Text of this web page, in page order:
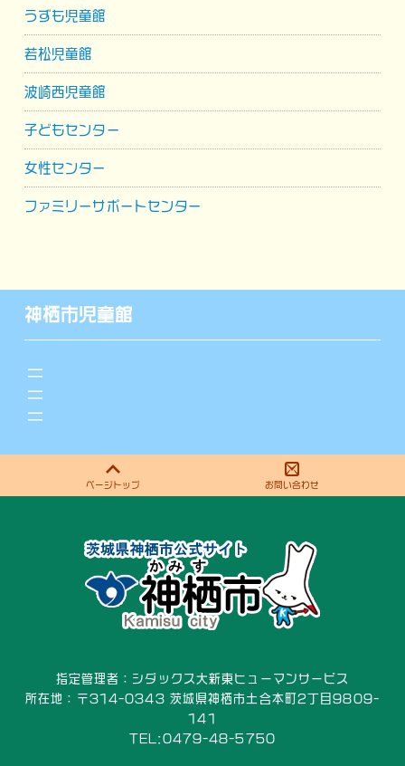
うずも児童館
若松児童館
波崎西児童館
子どもセンター
女性センター
ファミリーサポートセンター
神栖市児童館
ページトップ お問い合わせ
指定管理者：シダックス大新東ヒューマンサービス
所在地：〒314-0343 茨城県神栖市土合本町2丁目9809-
141
TEL:0479-48-5750